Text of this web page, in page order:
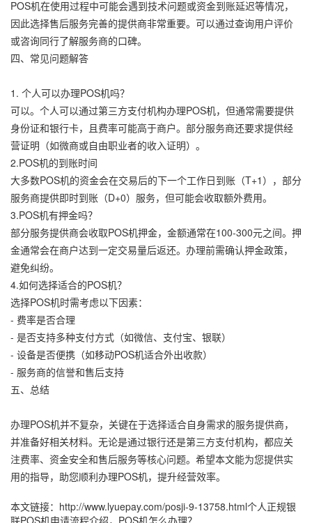
POS机在使用过程中可能会遇到技术问题或资金到账延迟等情况，
因此选择售后服务完善的提供商非常重要。可以通过查询用户评价
或咨询同行了解服务商的口碑。
四、常见问题解答
1. 个人可以办理POS机吗？
可以。个人可以通过第三方支付机构办理POS机，但通常需要提供
身份证和银行卡，且费率可能高于商户。部分服务商还要求提供经
营证明（如微商或自由职业者的收入证明）。
2.POS机的到账时间
大多数POS机的资金会在交易后的下一个工作日到账（T+1），部分
服务商提供即时到账（D+0）服务，但可能会收取额外费用。
3.POS机有押金吗？
部分服务提供商会收取POS机押金，金额通常在100-300元之间。押
金通常会在商户达到一定交易量后返还。办理前需确认押金政策，
避免纠纷。
4.如何选择适合的POS机？
选择POS机时需考虑以下因素：
- 费率是否合理
- 是否支持多种支付方式（如微信、支付宝、银联）
- 设备是否便携（如移动POS机适合外出收款）
- 服务商的信誉和售后支持
五、总结
办理POS机并不复杂，关键在于选择适合自身需求的服务提供商，
并准备好相关材料。无论是通过银行还是第三方支付机构，都应关
注费率、资金安全和售后服务等核心问题。希望本文能为您提供实
用的指导，助您顺利办理POS机，提升经营效率。
本文链接： http://www.lyuepay.com/posji-9-13758.html个人正规银